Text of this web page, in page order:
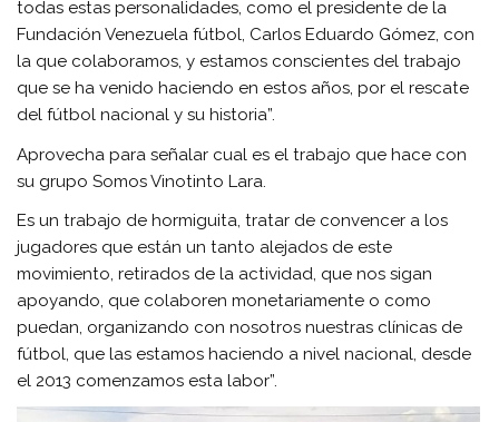
todas estas personalidades, como el presidente de la
Fundación Venezuela fútbol, Carlos Eduardo Gómez, con
la que colaboramos, y estamos conscientes del trabajo
que se ha venido haciendo en estos años, por el rescate
del fútbol nacional y su historia”.
Aprovecha para señalar cual es el trabajo que hace con
su grupo Somos Vinotinto Lara.
Es un trabajo de hormiguita, tratar de convencer a los
jugadores que están un tanto alejados de este
movimiento, retirados de la actividad, que nos sigan
apoyando, que colaboren monetariamente o como
puedan, organizando con nosotros nuestras clínicas de
fútbol, que las estamos haciendo a nivel nacional, desde
el 2013 comenzamos esta labor”.